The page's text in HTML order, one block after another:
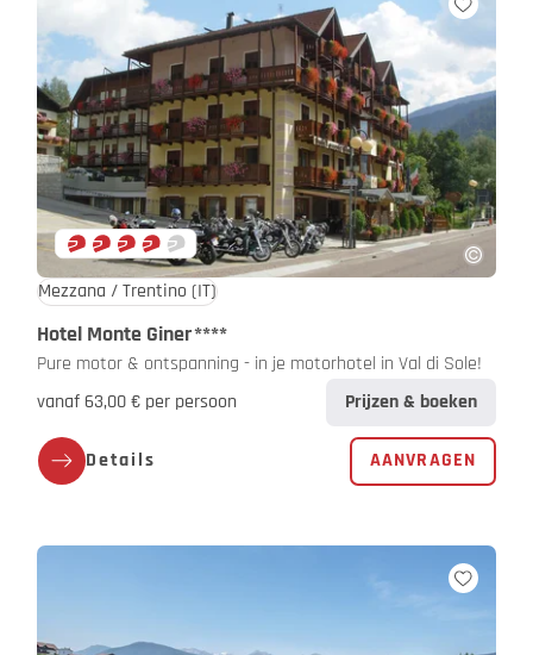
Mezzana / Trentino (IT)
Hotel Monte Giner****
Pure motor & ontspanning - in je motorhotel in Val di Sole!
vanaf 63,00 € per persoon
Prijzen & boeken
Details AANVRAGEN